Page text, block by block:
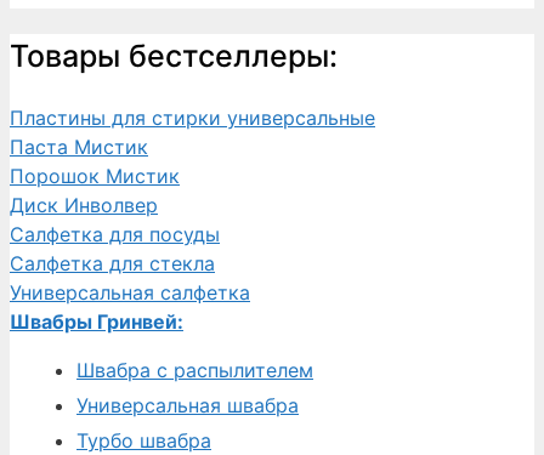
Товары бестселлеры:
Пластины для стирки универсальные
Паста Мистик
Порошок Мистик
Диск Инволвер
Салфетка для посуды
Салфетка для стекла
Универсальная салфетка
Швабры Гринвей:
Швабра с распылителем
Универсальная швабра
Турбо швабра